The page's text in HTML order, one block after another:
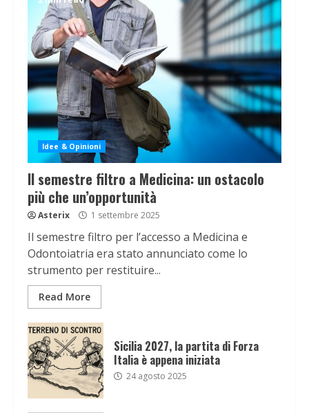
Idee & Opinioni
Il semestre filtro a Medicina: un ostacolo
più che un’opportunità
Asterix 1 settembre 2025
Il semestre filtro per l’accesso a Medicina e
Odontoiatria era stato annunciato come lo
strumento per restituire...
Read More
Sicilia 2027, la partita di Forza
Italia è appena iniziata
24 agosto 2025